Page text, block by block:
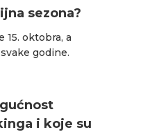
sezona?
15. oktobra, a
godine.
i koje su